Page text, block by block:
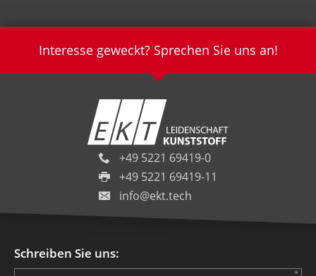
Interesse geweckt? Sprechen Sie uns an!
+49 5221 69419-0
+49 5221 69419-11
info@ekt.tech
Schreiben Sie uns: